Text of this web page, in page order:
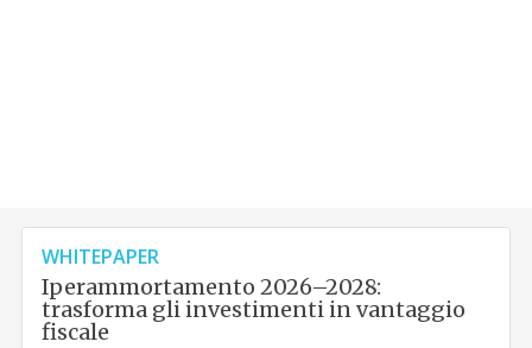
WHITEPAPER
Iperammortamento 2026–2028:
trasforma gli investimenti in vantaggio
fiscale